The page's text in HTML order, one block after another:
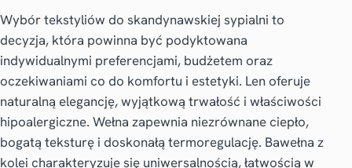
Wybór tekstyliów do skandynawskiej sypialni to
decyzja, która powinna być podyktowana
indywidualnymi preferencjami, budżetem oraz
oczekiwaniami co do komfortu i estetyki. Len oferuje
naturalną elegancję, wyjątkową trwałość i właściwości
hipoalergiczne. Wełna zapewnia niezrównane ciepło,
bogatą teksturę i doskonałą termoregulację. Bawełna z
kolei charakteryzuje się uniwersalnością, łatwością w